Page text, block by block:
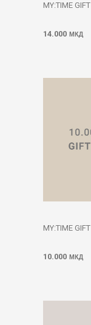
MY:TIME
14.000 МКД
MY:TIME
10.000 МКД